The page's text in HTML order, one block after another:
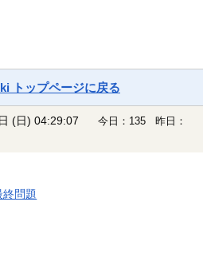
トップページに戻る
(日) 04:29:07
今日：135 昨日：
問題